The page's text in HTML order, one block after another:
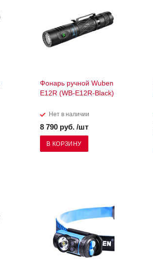
Фонарь ручной Wuben
E12R (WB-E12R-Black)
Нет в наличии
8 790 руб. /шт
В КОРЗИНУ